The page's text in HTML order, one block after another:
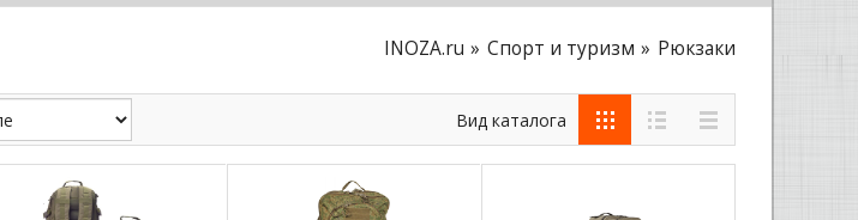
INOZA.ru Спорт и туризм Рюкзаки
Вид каталога